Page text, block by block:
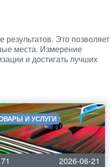
Это позволяет
места. Измерение
и достигать лучших
И УСЛУГИ
71
2026-06-21